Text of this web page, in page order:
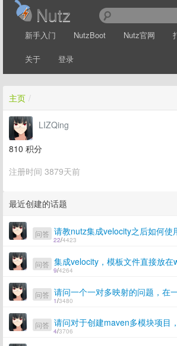
Nutz
新手入门 NutzBoot Nutz官网
关于 登录
主页 /
LIZQing
810 积分
注册时间 3879天前
最近创建的话题
22/4423
问答
9/4264
问答
1/3480
问答
4/3706
问答